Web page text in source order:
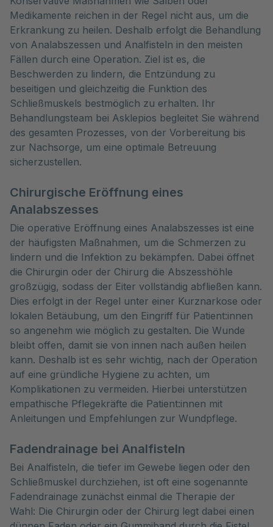
Medikamente reichen in der Regel nicht aus, um die
Erkrankung zu heilen. Deshalb erfolgt die Behandlung
von Analabszessen und Analfisteln in den meisten
Fällen durch eine Operation. Ziel ist es, die
Beschwerden zu lindern, die Entzündung zu
beseitigen und gleichzeitig die Funktion des
Schließmuskels bestmöglich zu erhalten. Ihr
Behandlungsteam bei Asklepios begleitet Sie während
des gesamten Prozesses, von der Vorbereitung bis
zur Nachsorge, um eine optimale Betreuung
sicherzustellen.
Chirurgische Eröffnung eines
Analabszesses
Die operative Eröffnung eines Analabszesses ist eine
der häufigsten Maßnahmen, um die Schmerzen zu
lindern und die Infektion zu bekämpfen. Dabei öffnet
die Chirurgin oder der Chirurg die Abszesshöhle
großzügig, sodass der Eiter vollständig abfließen kann.
Dies erfolgt in der Regel unter einer Kurznarkose oder
lokalen Betäubung, um den Eingriff für Patient:innen
so angenehm wie möglich zu gestalten. Die Wunde
bleibt offen, damit sie von innen nach außen heilen
kann. Deshalb ist es sehr wichtig, nach der Operation
auf eine gründliche Hygiene zu achten, um
Komplikationen zu vermeiden. Hierbei unterstützen
empathische Pflegekräfte die Patient:innen mit
Anleitungen und Empfehlungen zur Wundpflege.
Fadendrainage bei Analfisteln
Bei Analfisteln, die tiefer im Gewebe liegen oder den
Schließmuskel durchziehen, ist oft eine sogenannte
Fadendrainage zunächst einmal die Therapie der
Wahl: Die Chirurgin oder der Chirurg legt dabei einen